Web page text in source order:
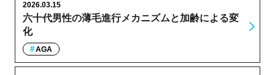
六十代男性の薄毛進行メカニズムと加齢による変
化
2026.03.15
AGA